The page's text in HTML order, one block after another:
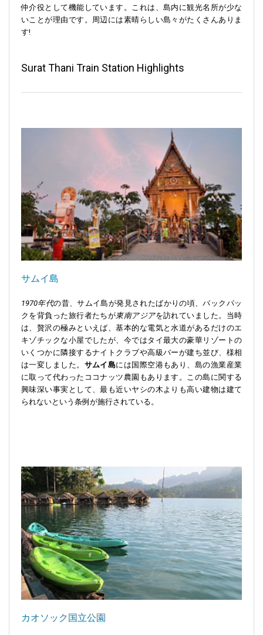
仲介役として機能しています。これは、島内に観光名所が少な
いことが理由です。周辺には素晴らしい島々がたくさんありま
す!
Surat Thani Train Station Highlights
サムイ島
1970年代の昔、サムイ島が発見されたばかりの頃、バックパッ
クを背負った旅行者たちが東南アジアを訪れていました。当時
は、贅沢の極みといえば、基本的な電気と水道があるだけのエ
キゾチックな小屋でしたが、今ではタイ最大の豪華リゾートの
いくつかに隣接するナイトクラブや高級バーが建ち並び、様相
は一変しました。 サムイ島には国際空港もあり、島の漁業産業
に取って代わったココナッツ農園もあります。この島に関する
興味深い事実として、最も近いヤシの木よりも高い建物は建て
られないという条例が施行されている。
カオソック国立公園